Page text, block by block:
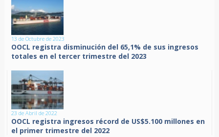
13 de Octubre de 2023
OOCL registra disminución del 65,1% de sus ingresos
totales en el tercer trimestre del 2023
23 de Abril de 2022
OOCL registra ingresos récord de US$5.100 millones en
el primer trimestre del 2022